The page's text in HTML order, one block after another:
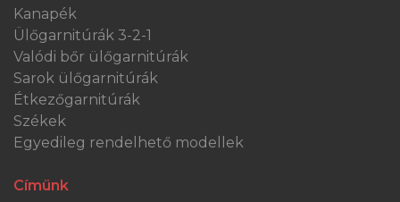
Kanapék
Ülőgarnitúrák 3-2-1
Valódi bőr ülőgarnitúrák
Sarok ülőgarnitúrák
Étkezőgarnitúrák
Székek
Egyedileg rendelhető modellek
Címünk